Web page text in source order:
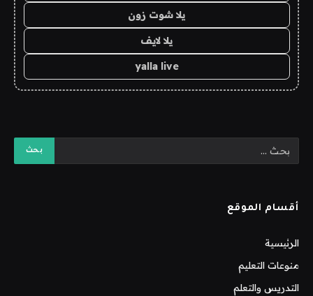
يلا شوت زون
يلا لايف
yalla live
أقسام الموقع
الرئيسية
منوعات التعليم
التدريس والتعلم